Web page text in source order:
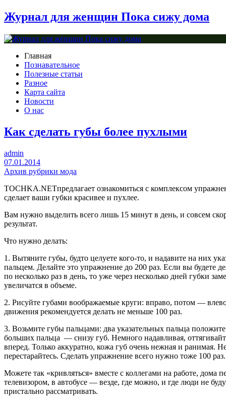
Журнал для женщин Пока сижу дома
Главная
Познавательное
Полезные статьи
Разное
Карта сайта
Новости
О нас
Как сделать губы более пухлыми
admin
07.01.2014
Архив рубрики мода
TOCHKA.NETпредлагает ознакомиться с комплексом
сделает ваши губки красивее и пухлее.
Вам нужно выделить всего лишь 15 минут в день, и совсем
результат.
Что нужно делать:
1. Вытяните губы, будто целуете кого-то, и надавите на них
пальцем. Делайте это упражнение до 200 раз. Если вы будете
по несколько раз в день, то уже через несколько дней губки
увеличатся в объеме.
2. Рисуйте губами воображаемые круги: вправо, потом —
движения рекомендуется делать не меньше 100 раз.
3. Возьмите губы пальцами: два указательных пальца положите
больших пальца — снизу губ. Немного надавливая,
вперед. Только аккуратно, кожа губ очень нежная и ранимая.
перестарайтесь. Сделать упражнение всего нужно тоже 100 раз.
Можете так «кривляться» вместе с коллегами на работе, дома
телевизором, в автобусе — везде, где можно, и где люди не
пристально рассматривать.